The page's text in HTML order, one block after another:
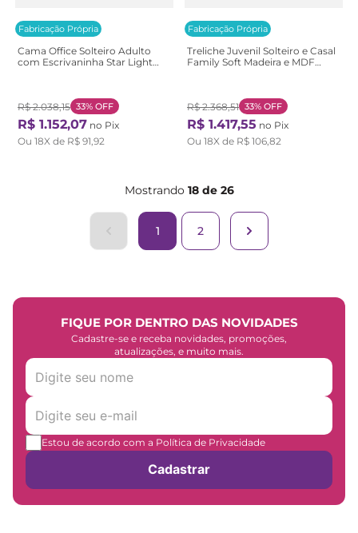
Fabricação Própria
Cama Office Solteiro Adulto
com Escrivaninha Star Light
R$ 2.038,15 33% OFF
R$ 1.152,07 no Pix
Ou 18X de R$ 91,92
Fabricação Própria
Treliche Juvenil Solteiro e Casal
Family Soft Madeira e MDF
R$ 2.368,51 33% OFF
R$ 1.417,55 no Pix
Ou 18X de R$ 106,82
Mostrando 18 de 26
1 2
FIQUE POR DENTRO DAS NOVIDADES
Cadastre-se e receba novidades, promoções,
atualizações, e muito mais.
Estou de acordo com a Política de Privacidade
Cadastrar